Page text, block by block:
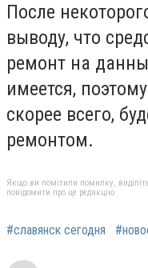
После
выводу, что
ремонт на
имеется,
скорее всего,
ремонтом.
Якщо ви помітили помилку,
повідомити про це редакцію
#славянск сегодня